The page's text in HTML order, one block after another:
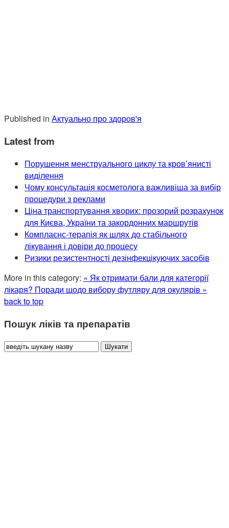
Published in Актуально про здоров'я
Latest from
Порушення менструального циклу та кров’янисті
виділення
Чому консультація косметолога важливіша за вибір
процедури з реклами
Ціна транспортування хворих: прозорий розрахунок
для Києва, України та закордонних маршрутів
Комплаєнс-терапія як шлях до стабільного
лікування і довіри до процесу
Ризики резистентності дезінфекцікуючих засобів
More in this category: « Як отримати бали для категорії
лікаря? Поради щодо вибору футляру для окулярів »
back to top
Пошук ліків та препаратів